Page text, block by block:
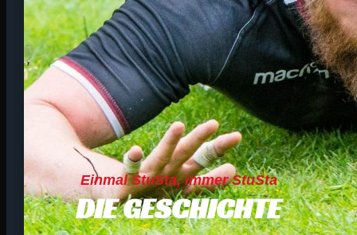
Einmal StuSta, immer StuSta
DIE GESCHICHTE